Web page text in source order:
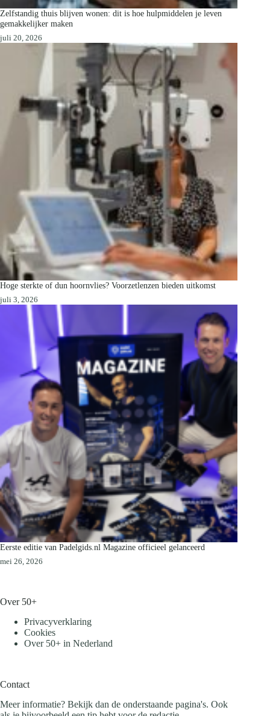
Zelfstandig thuis blijven wonen: dit is hoe hulpmiddelen je leven
gemakkelijker maken
juli 20, 2026
Hoge sterkte of dun hoornvlies? Voorzetlenzen bieden uitkomst
juli 3, 2026
Eerste editie van Padelgids.nl Magazine officieel gelanceerd
mei 26, 2026
Over 50+
Privacyverklaring
Cookies
Over 50+ in Nederland
Contact
Meer informatie? Bekijk dan de onderstaande pagina's. Ook